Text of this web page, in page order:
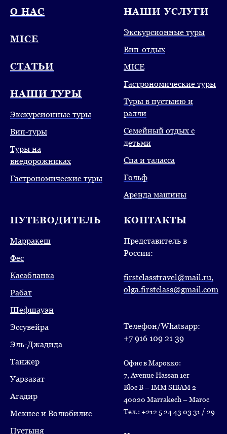
О НАС
MICE
СТАТЬИ
НАШИ ТУРЫ
Экскурсионные туры
Вип-туры
Туры на
внедорожниках
Гастрономические туры
НАШИ УСЛУГИ
Экскурсионные туры
Вип-отдых
MICE
Гастрономические туры
Туры в пустыню и
ралли
Семейный отдых с
детьми
Спа и таласса
Гольф
Аренда машины
ПУТЕВОДИТЕЛЬ
Марракеш
Фес
Касабланка
Рабат
Шефшауэн
Эссувейра
Эль-Джадида
Танжер
Уарзазат
Агадир
Мекнес и Волюбилис
Пустыня
КОНТАКТЫ
Представитель в
России:
firstclasstravel@mail.ru,
olga.firstclass@gmail.com
Телефон/Whatsapp:
+7 916 109 21 39
Офис в Марокко:
7, Avenue Hassan 1er
Bloc B – IMM SIBAM 2
40020 Marrakech – Maroc
Тел.: +212 5 24 43 03 31 / 29